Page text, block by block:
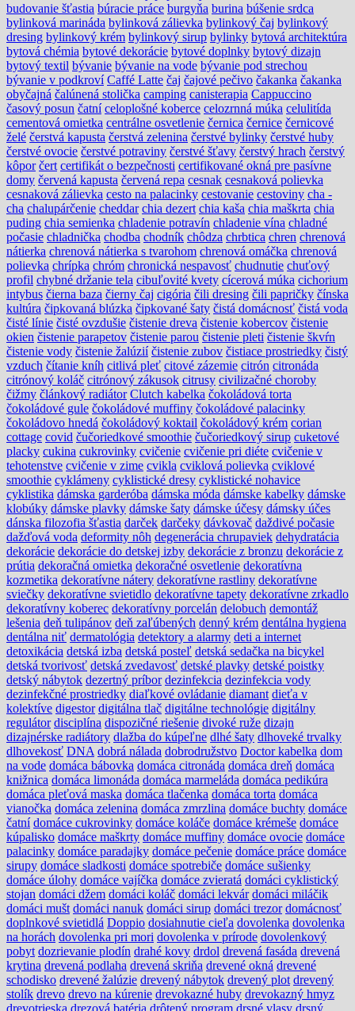
budovanie šťastia búracie práce burgyňa burina búšenie srdca
bylinková marináda bylinková zálievka bylinkový čaj bylinkový
dresing bylinkový krém bylinkový sirup bylinky bytová architektúra
bytová chémia bytové dekorácie bytové doplnky bytový dizajn
bytový textil bývanie bývanie na vode bývanie pod strechou
bývanie v podkroví Caffé Latte čaj čajové pečivo čakanka čakanka
obyčajná čalúnená stolička camping canisterapia Cappuccino
časový posun čatní celoplošné koberce celozrnná múka celulitída
cementová omietka centrálne osvetlenie černica černice černicové
želé čerstvá kapusta čerstvá zelenina čerstvé bylinky čerstvé huby
čerstvé ovocie čerstvé potraviny čerstvé šťavy čerstvý hrach čerstvý
kôpor čert certifikát o bezpečnosti certifikované okná pre pasívne
domy červená kapusta červená repa cesnak cesnaková polievka
cesnaková zálievka cesto na palacinky cestovanie cestoviny cha -
cha chalupárčenie cheddar chia dezert chia kaša chia maškrta chia
puding chia semienka chladenie potravín chladenie vína chladné
počasie chladnička chodba chodník chôdza chrbtica chren chrenová
nátierka chrenová nátierka s tvarohom chrenová omáčka chrenová
polievka chrípka chróm chronická nespavosť chudnutie chuťový
profil chybné držanie tela cibuľovité kvety cícerová múka cichorium
intybus čierna baza čierny čaj cigória čili dresing čili papričky čínska
kultúra čipkovaná blúzka čipkované šaty čistá domácnosť čistá voda
čisté línie čisté ovzdušie čistenie dreva čistenie kobercov čistenie
okien čistenie parapetov čistenie parou čistenie pleti čistenie škvŕn
čistenie vody čistenie žalúzií čistenie zubov čistiace prostriedky čistý
vzduch čítanie kníh citlivá pleť citové zázemie citrón citronáda
citrónový koláč citrónový zákusok citrusy civilizačné choroby
čižmy článkový radiátor Clutch kabelka čokoládová torta
čokoládové gule čokoládové muffiny čokoládové palacinky
čokoládovo hnedá čokoládový koktail čokoládový krém corian
cottage covid čučoriedkové smoothie čučoriedkový sirup cuketové
placky cukina cukrovinky cvičenie cvičenie pri diéte cvičenie v
tehotenstve cvičenie v zime cvikla cviklová polievka cviklové
smoothie cyklámeny cyklistické dresy cyklistické nohavice
cyklistika dámska garderóba dámska móda dámske kabelky dámske
klobúky dámske plavky dámske šaty dámske účesy dámsky účes
dánska filozofia šťastia darček darčeky dávkovač daždivé počasie
dažďová voda deformity nôh degenerácia chrupaviek dehydratácia
dekorácie dekorácie do detskej izby dekorácie z bronzu dekorácie z
prútia dekoračná omietka dekoračné osvetlenie dekoratívna
kozmetika dekoratívne nátery dekoratívne rastliny dekoratívne
sviečky dekoratívne svietidlo dekoratívne tapety dekoratívne zrkadlo
dekoratívny koberec dekoratívny porcelán delobuch demontáž
lešenia deň tulipánov deň zaľúbených denný krém dentálna hygiena
dentálna niť dermatológia detektory a alarmy deti a internet
detoxikácia detská izba detská posteľ detská sedačka na bicykel
detská tvorivosť detská zvedavosť detské plavky detské poistky
detský nábytok dezertný príbor dezinfekcia dezinfekcia vody
dezinfekčné prostriedky diaľkové ovládanie diamant dieťa v
kolektíve digestor digitálna tlač digitálne technológie digitálny
regulátor disciplína dispozičné riešenie divoké ruže dizajn
dizajnérske radiátory dlažba do kúpeľne dlhé šaty dlhoveké trvalky
dlhovekosť DNA dobrá nálada dobrodružstvo Doctor kabelka dom
na vode domáca bábovka domáca citronáda domáca dreň domáca
knižnica domáca limonáda domáca marmeláda domáca pedikúra
domáca pleťová maska domáca tlačenka domáca torta domáca
vianočka domáca zelenina domáca zmrzlina domáce buchty domáce
čatní domáce cukrovinky domáce koláče domáce krémeše domáce
kúpalisko domáce maškrty domáce muffiny domáce ovocie domáce
palacinky domáce paradajky domáce pečenie domáce práce domáce
sirupy domáce sladkosti domáce spotrebiče domáce sušienky
domáce úlohy domáce vajíčka domáce zvieratá domáci cyklistický
stojan domáci džem domáci koláč domáci lekvár domáci miláčik
domáci mušt domáci nanuk domáci sirup domáci trezor domácnosť
doplnkové svietidlá Doppio dosiahnutie cieľa dovolenka dovolenka
na horách dovolenka pri mori dovolenka v prírode dovolenkový
pobyt dozrievanie plodín drahé kovy drdol drevená fasáda drevená
krytina drevená podlaha drevená skriňa drevené okná drevené
schodisko drevené žalúzie drevený nábytok drevený plot drevený
stolík drevo drevo na kúrenie drevokazné huby drevokazný hmyz